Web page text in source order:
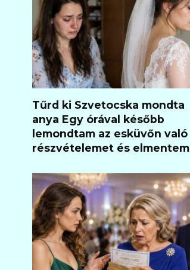
Tűrd ki Szvetocska mondta
anya Egy órával később
lemondtam az esküvőn való
részvételemet és elmentem